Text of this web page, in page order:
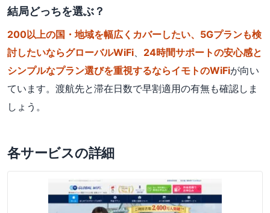
結局どっちを選ぶ？
200以上の国・地域を幅広くカバーしたい、5Gプランも検
討したいならグローバルWiFi
24時間サポートの安心感と
シンプルなプラン選びを重視するならイモトのWiFiが向い
ています。渡航先と滞在日数で早割適用の有無も確認しま
しょう。
各サービスの詳細